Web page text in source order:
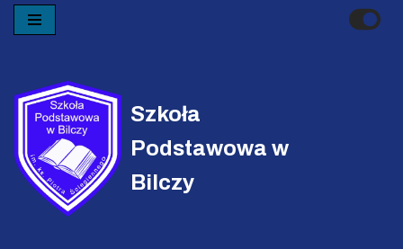
treści
Szkoła
Podstawowa w
Bilczy